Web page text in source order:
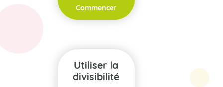
Commencer
Utiliser la
divisibilité